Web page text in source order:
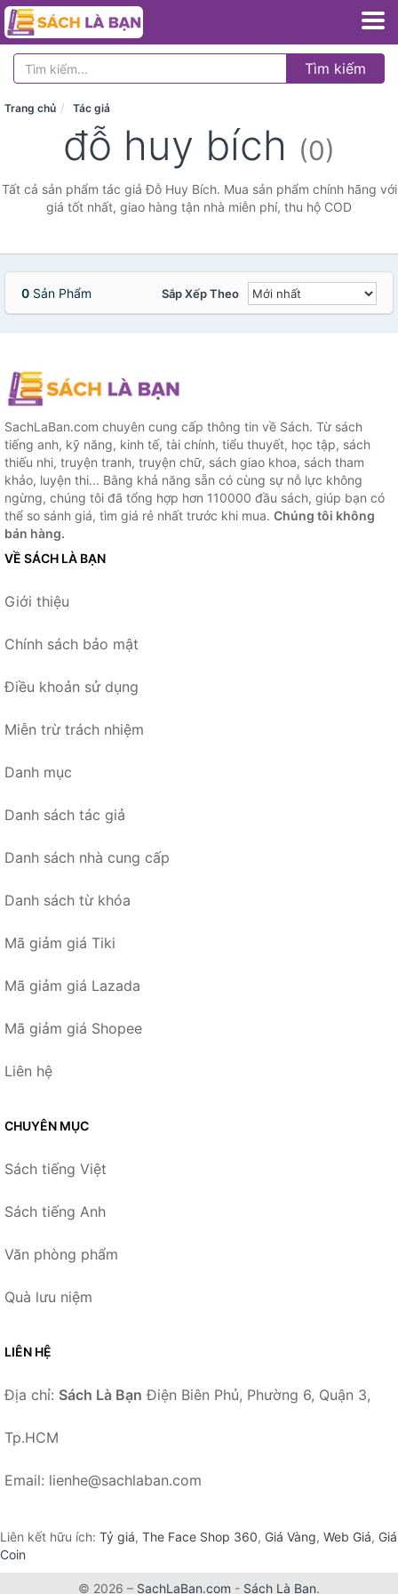
Tìm kiếm
Trang chủ Tác giả
đỗ huy bích (0)
Tất cả sản phẩm tác giả Đỗ Huy Bích. Mua sản phẩm chính hãng với
giá tốt nhất, giao hàng tận nhà miễn phí, thu hộ COD
0 Sản Phẩm Sắp Xếp Theo
SachLaBan.com chuyên cung cấp thông tin về Sách. Từ sách
tiếng anh, kỹ năng, kinh tế, tài chính, tiểu thuyết, học tập, sách
thiếu nhi, truyện tranh, truyện chữ, sách giao khoa, sách tham
khảo, luyện thi... Bằng khả năng sẵn có cùng sự nỗ lực không
ngừng, chúng tôi đã tổng hợp hơn 110000 đầu sách, giúp bạn có
thể so sánh giá, tìm giá rẻ nhất trước khi mua. Chúng tôi không
bán hàng.
VỀ SÁCH LÀ BẠN
Giới thiệu
Chính sách bảo mật
Điều khoản sử dụng
Miễn trừ trách nhiệm
Danh mục
Danh sách tác giả
Danh sách nhà cung cấp
Danh sách từ khóa
Mã giảm giá Tiki
Mã giảm giá Lazada
Mã giảm giá Shopee
Liên hệ
CHUYÊN MỤC
Sách tiếng Việt
Sách tiếng Anh
Văn phòng phẩm
Quà lưu niệm
LIÊN HỆ
Địa chỉ: Sách Là Bạn Điện Biên Phủ, Phường 6, Quận 3,
Tp.HCM
Email: lienhe@sachlaban.com
Liên kết hữu ích: Tỷ giá, The Face Shop 360, Giá Vàng, Web Giá, Giá
Coin
© 2026 – SachLaBan.com - Sách Là Bạn.